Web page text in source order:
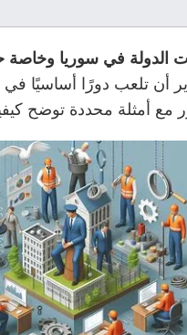
في سوريا وخاصة
أن تلعب دورًا أساسيًا
أمثلة محددة توضح